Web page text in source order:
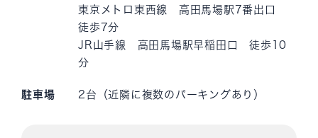
東京メトロ東西線 高田馬場駅7番出口
徒歩7分
JR山手線 高田馬場駅早稲田口 徒歩10
分
駐車場 2台（近隣に複数のパーキングあり）